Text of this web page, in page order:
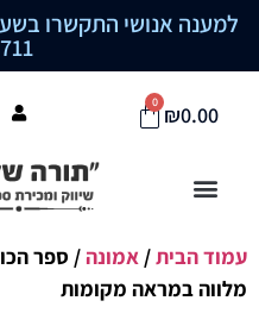
למענה אנושי התקשרו בשעות 09:00-19:00
₪0.00
0
עמוד הבית/ אמונה/ ספר
מלווה במראה מקומות